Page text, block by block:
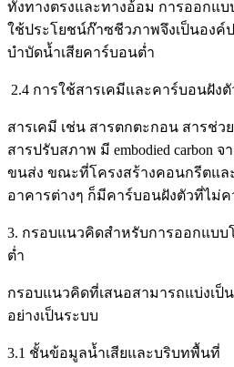
ทั้งทางตรงและทางอ้อม การออกแ
ใช้ประโยชน์ก๊าซชีวภาพจึงเป็นองค์
บำบัดน้ำเสียคาร์บอนต่ำ
2.4 การใช้สารเคมีและคาร์บอนฝัง
สารเคมี เช่น สารตกตะกอน สารช่ว
สารปรับสภาพ มี embodied carbon
ขนส่ง ขณะที่โครงสร้างคอนกรีตแล
อาคารต่างๆ ก็มีคาร์บอนฝังตัวที่ไม่
3. กรอบแนวคิดสำหรับการออกแบบ
ต่ำ
กรอบแนวคิดที่เสนอสามารถแบ่งเป็
อย่างเป็นระบบ
3.1 ชั้นข้อมูลน้ำเสียและบริบทพื้นที่